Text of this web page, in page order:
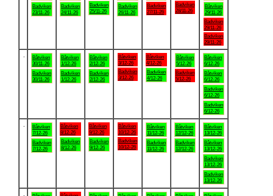
Badviken
23/11-26
Badviken
24/11-26
Badviken
25/11-26
Badviken
26/11-26
Badviken
27/11-26
Badviken
28/11-26
Båtviken
29/11-26
Badviken
29/11-26
Badviken
29/11-26
Båtviken
30/11-26
Badviken
30/11-26
Båtviken
1/12-26
Badviken
1/12-26
Båtviken
2/12-26
Badviken
2/12-26
Båtviken
3/12-26
Badviken
3/12-26
Båtviken
4/12-26
Badviken
4/12-26
Båtviken
5/12-26
Badviken
5/12-26
Båtviken
6/12-26
Båtviken
6/12-26
Badviken
6/12-26
Badviken
6/12-26
Båtviken
7/12-26
Badviken
7/12-26
Båtviken
8/12-26
Badviken
8/12-26
Båtviken
9/12-26
Badviken
9/12-26
Båtviken
10/12-26
Badviken
10/12-26
Båtviken
11/12-26
Badviken
11/12-26
Båtviken
12/12-26
Badviken
12/12-26
Båtviken
13/12-26
Båtviken
13/12-26
Badviken
13/12-26
Badviken
13/12-26